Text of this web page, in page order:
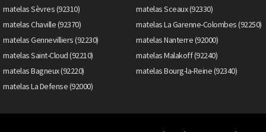
matelas Sèvres (92310)
matelas Sceaux (92330)
matelas Chaville (92370)
matelas La Garenne-Colombes (92250)
matelas Gennevilliers (92230)
matelas Nanterre (92000)
matelas Saint-Cloud (92210)
matelas Malakoff (92240)
matelas Bagneux (92220)
matelas Bourg-la-Reine (92340)
matelas La Defense (92000)